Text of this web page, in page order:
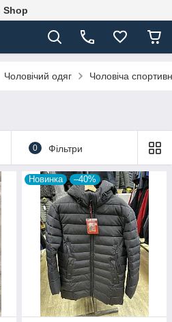
Shop
Чоловічий одяг Чоловіча
0 Фільтри
Новинка –40%